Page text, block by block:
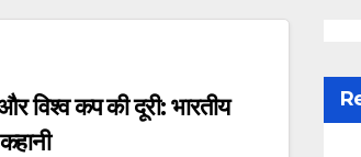
विश्व कप की दूरी: भारतीय